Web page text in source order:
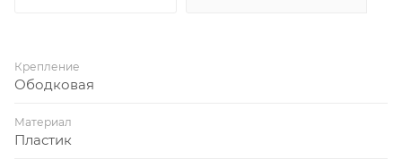
Крепление
Ободковая
Материал
Пластик